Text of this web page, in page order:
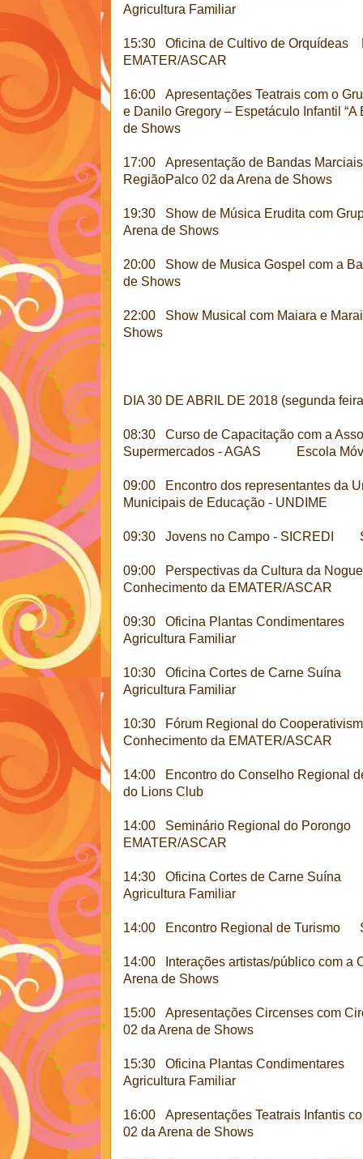
Agricultura Familiar
15:30 Oficina de Cultivo de Orquídeas
EMATER/ASCAR
16:00 Apresentações Teatrais com o
e Danilo Gregory – Espetáculo Infantil
de Shows
17:00 Apresentação de Bandas
RegiãoPalco 02 da Arena de Shows
19:30 Show de Música Erudita com
Arena de Shows
20:00 Show de Musica Gospel com a
de Shows
22:00 Show Musical com Maiara e
Shows
DIA 30 DE ABRIL DE 2018 (segunda
08:30 Curso de Capacitação com a
Supermercados - AGAS Escola
09:00 Encontro dos representantes da
Municipais de Educação - UNDIME
09:30 Jovens no Campo - SICREDI
09:00 Perspectivas da Cultura da
Conhecimento da EMATER/ASCAR
09:30 Oficina Plantas Condimentares
Agricultura Familiar
10:30 Oficina Cortes de Carne Suína
Agricultura Familiar
10:30 Fórum Regional do
Conhecimento da EMATER/ASCAR
14:00 Encontro do Conselho
do Lions Club
14:00 Seminário Regional do Porongo
EMATER/ASCAR
14:30 Oficina Cortes de Carne Suína
Agricultura Familiar
14:00 Encontro Regional de Turismo
14:00 Interações artistas/público com a
Arena de Shows
15:00 Apresentações Circenses com
02 da Arena de Shows
15:30 Oficina Plantas Condimentares
Agricultura Familiar
16:00 Apresentações Teatrais Infantis
02 da Arena de Shows